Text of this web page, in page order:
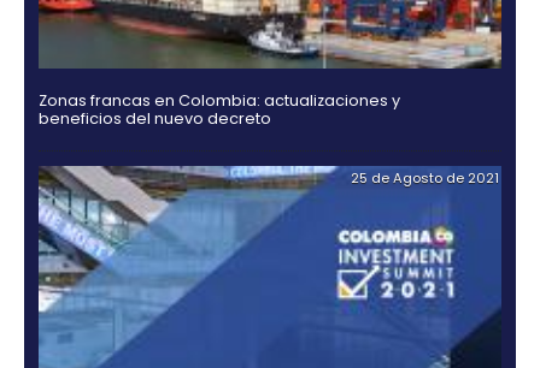
Hidrógeno verde, una alternativa para el futuro
energía en Colombia